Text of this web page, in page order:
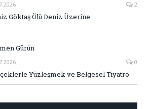
2
Göktaş Ölü Deniz Üzerine
Gürün
0
Yüzleşmek ve Belgesel Tiyatro